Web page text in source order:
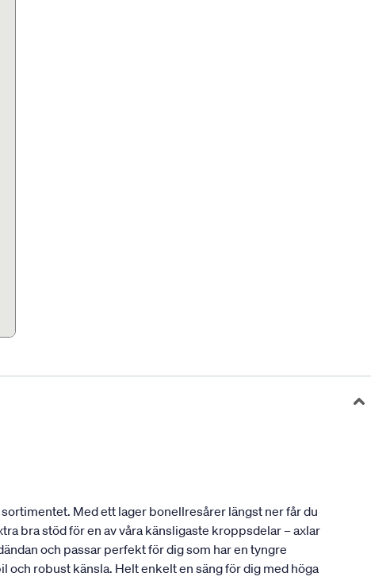
Med ett lager bonellresårer längst ner får du
bra stöd för en av våra känsligaste kroppsdelar – axlar
och passar perfekt för dig som har en tyngre
robust känsla. Helt enkelt en säng för dig med höga